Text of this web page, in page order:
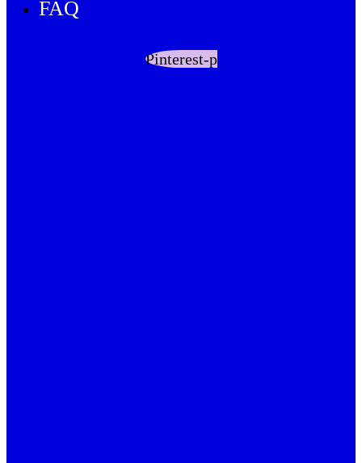
FAQ
Pinterest-p